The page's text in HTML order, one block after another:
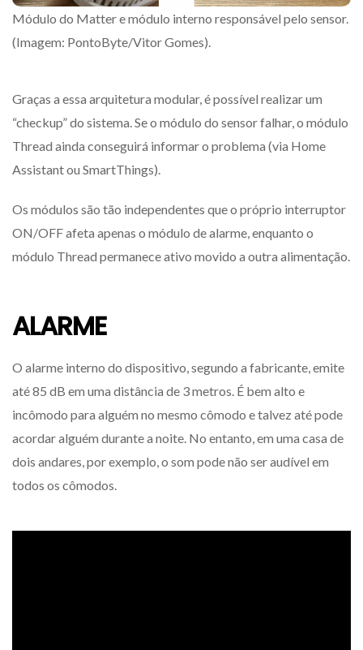
Módulo do Matter e módulo interno responsável pelo sensor.
(Imagem: PontoByte/Vitor Gomes).
Graças a essa arquitetura modular, é possível realizar um
“checkup” do sistema. Se o módulo do sensor falhar, o módulo
Thread ainda conseguirá informar o problema (via Home
Assistant ou SmartThings).
Os módulos são tão independentes que o próprio interruptor
ON/OFF afeta apenas o módulo de alarme, enquanto o
módulo Thread permanece ativo movido a outra alimentação.
ALARME
O alarme interno do dispositivo, segundo a fabricante, emite
até 85 dB em uma distância de 3 metros. É bem alto e
incômodo para alguém no mesmo cômodo e talvez até pode
acordar alguém durante a noite. No entanto, em uma casa de
dois andares, por exemplo, o som pode não ser audível em
todos os cômodos.